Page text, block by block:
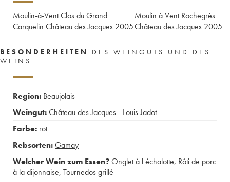
Moulin-à-Vent Clos du Grand
Carquelin Château des Jacques 2005
Moulin à Vent Rochegrès
Château des Jacques 2005
BESONDERHEITEN
DES WEINGUTS UND DES
WEINS
Region: Beaujolais
Weingut:Château des Jacques - Louis Jadot
Farbe: rot
Rebsorten:Gamay
Welcher Wein zum Essen?Onglet à l échalotte, Rôti de porc
à la dijonnaise, Tournedos grillé